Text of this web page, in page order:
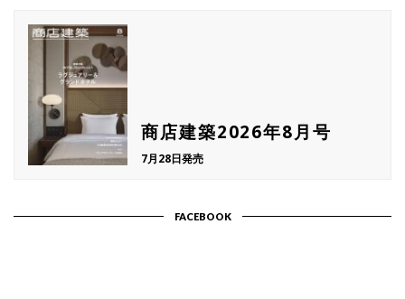
商店建築2026年8月号
7月28日発売
FACEBOOK